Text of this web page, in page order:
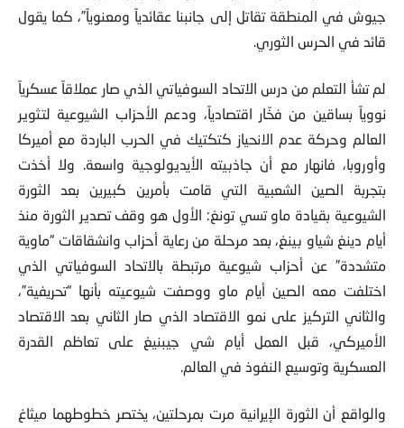
جيوش في المنطقة تقاتل إلى جانبنا عقائدياً ومعنوياً”، كما يقول
قائد في الحرس الثوري.
لم تشأ التعلم من درس الاتحاد السوفياتي الذي صار عملاقاً عسكرياً
نووياً بساقين من فخّار اقتصادياً، ودعم الأحزاب الشيوعية لتثوير
العالم وحركة عدم الانحياز كتكتيك في الحرب الباردة مع أميركا
وأوروبا، فانهار مع أن جاذبيته الأيديولوجية واسعة. ولا أخذت
بتجربة الصين الشعبية التي قامت بأمرين كبيرين بعد الثورة
الشيوعية بقيادة ماو تسي تونغ: الأول هو وقف تصدير الثورة منذ
أيام دينغ شياو بينغ، بعد مرحلة من رعاية أحزاب وانشقاقات “ماوية
متشددة” عن أحزاب شيوعية مرتبطة بالاتحاد السوفياتي الذي
اختلفت معه الصين أيام ماو ووصفت شيوعيته بأنها “تحريفية”،
والثاني التركيز على نمو الاقتصاد الذي صار الثاني بعد الاقتصاد
الأميركي، قبل العمل أيام شي جيبنيغ على تعاظم القدرة
العسكرية وتوسيع النفوذ في العالم.
والواقع أن الثورة الإيرانية مرت بمرحلتين، يختصر خطوطهما ميثاغ